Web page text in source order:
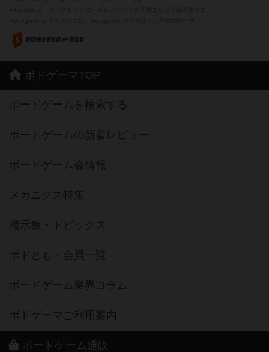
ボドゲーマTOP
ボードゲームを検索する
ボードゲームの新着レビュー
ボードゲーム会情報
メカニクス特集
掲示板・トピックス
ボドとも・会員一覧
ボードゲーム業界コラム
ボドゲーマご利用案内
ボードゲーム通販